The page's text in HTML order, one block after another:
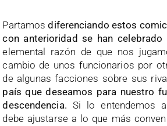
Partamosdiferenciando estos
con anterioridad se han celebrado
elemental razón de que nos
cambio de unos funcionarios por
de algunas facciones sobre sus
país que deseamos para nuestro
descendencia. Si lo entendemos
debe ajustarse a lo que más